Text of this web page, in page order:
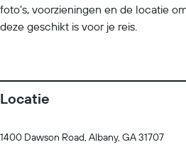
foto’s, voorzieningen en de locatie
deze geschikt is voor je reis.
Locatie
1400 Dawson Road, Albany, GA 31707